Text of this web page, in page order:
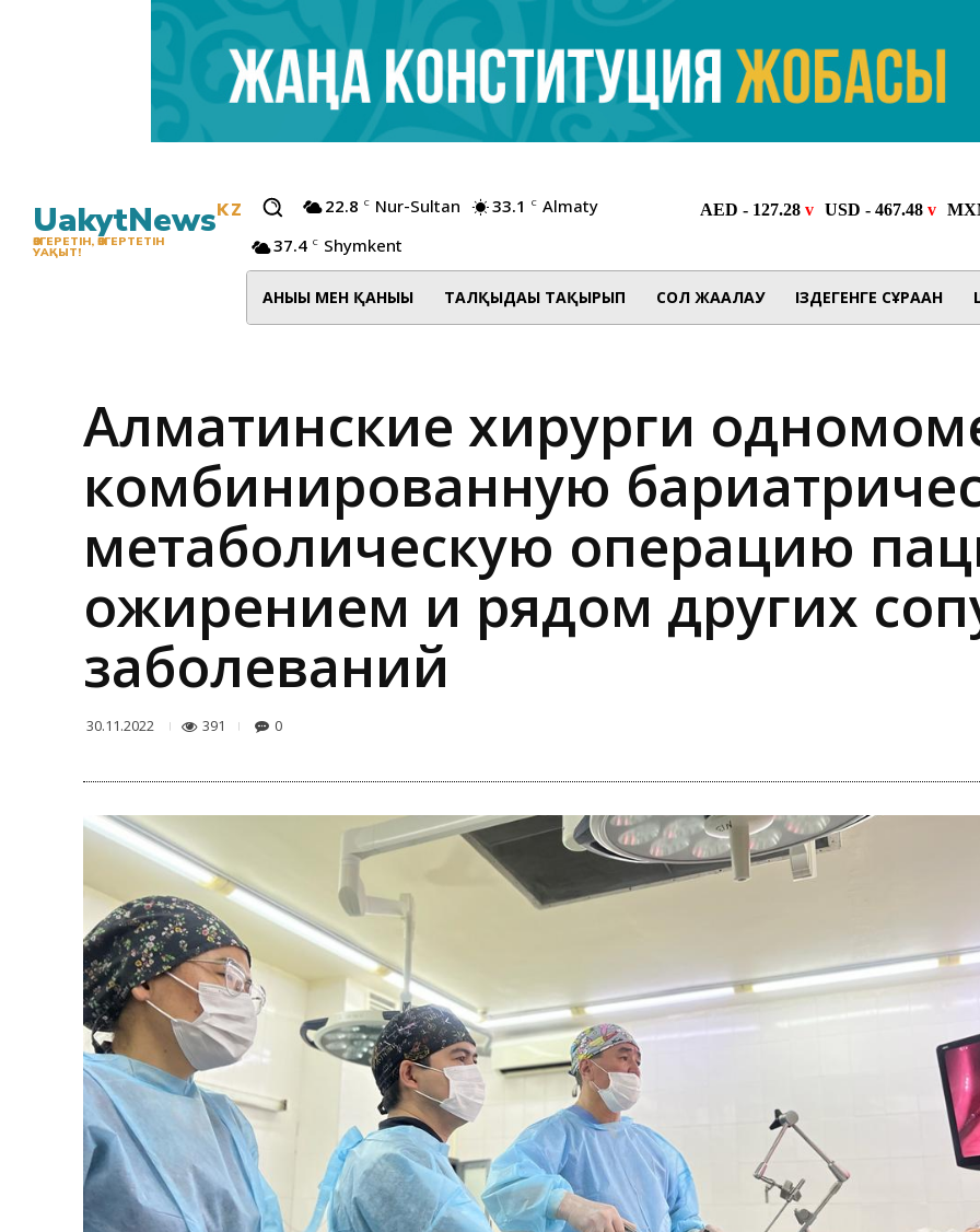
UakytNewsKZ
ӨЗГЕРЕТІН, ӨЗГЕРТЕТІН
УАҚЫТ!
22.8 C Nur-Sultan 33.1 C Almaty
37.4 C Shymkent
АНЫҒЫ МЕН ҚАНЫҒЫ ТАЛҚЫДАҒЫ ТАҚЫРЫП СОЛ ЖАҒАЛАУ ІЗДЕГЕНГЕ СҰРАҒАН
Алматинские хирурги
комбинированную
метаболическую операцию
ожирением и рядом других
заболеваний
30.11.2022 391 0